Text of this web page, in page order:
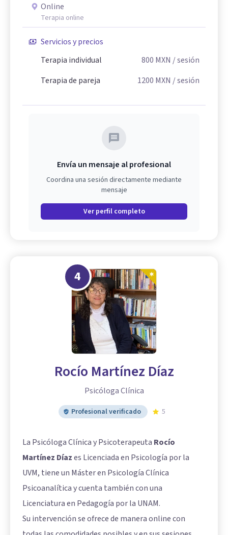
Online
Terapia online
Servicios y precios
Terapia individual
800 MXN / sesión
Terapia de pareja
1200 MXN / sesión
Envía un mensaje al profesional
Coordina una sesión directamente mediante
mensaje
Ver perfil completo
4
Rocío Martínez Díaz
Psicóloga Clínica
Profesional verificado 5
La Psicóloga Clínica y Psicoterapeuta Rocío
Martínez Díazes Licenciada en Psicología por la
UVM, tiene un Máster en Psicología Clínica
Psicoanalítica y cuenta también con una
Licenciatura en Pedagogía por la UNAM.
Su intervención se ofrece de manera online con